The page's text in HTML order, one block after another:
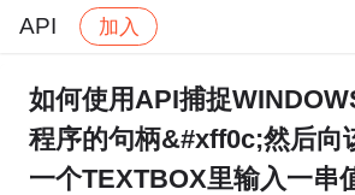
API 加入
社区 API 帖子详情
如何使用API捕捉
程序的句柄&#xff0c;然后向
一个TEXTBOX里输入一串